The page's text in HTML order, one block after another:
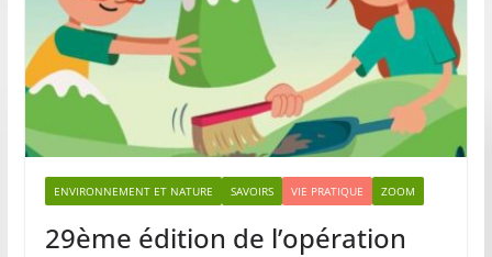
ENVIRONNEMENT ET NATURE SAVOIRS VIE PRATIQUE ZOOM
29ème édition de l’opération